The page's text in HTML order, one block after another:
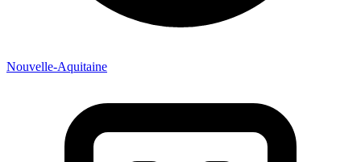
Nouvelle-Aquitaine